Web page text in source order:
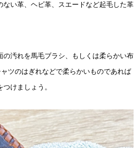
ない革、ヘビ革、スエードなど起毛した革
の汚れを馬毛ブラシ、もしくは柔らかい布
ツのはぎれなどで柔らかいものであれば
けましょう。